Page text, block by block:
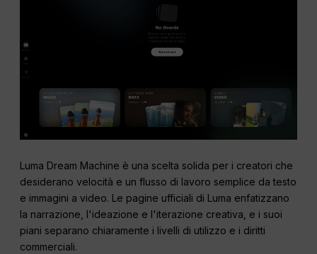
Luma Dream Machine è una scelta solida per i creatori che
desiderano velocità e un flusso di lavoro semplice da testo
e immagini a video. Le pagine ufficiali di Luma enfatizzano
la narrazione, l'ideazione e l'iterazione creativa, e i suoi
piani separano chiaramente i livelli di utilizzo e i diritti
commerciali.